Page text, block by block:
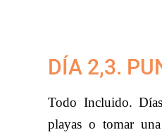
DÍA 2,3.
Todo Incluido.
playas o tomar